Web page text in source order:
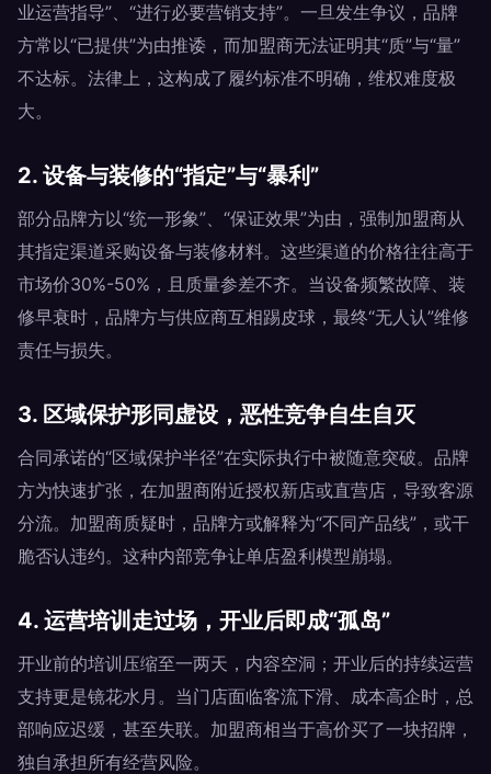
业运营指导”、“进行必要营销支持”。一旦发生争议，品牌
方常以“已提供”为由推诿，而加盟商无法证明其“质”与“量”
不达标。法律上，这构成了履约标准不明确，维权难度极
大。
2. 设备与装修的“指定”与“暴利”
部分品牌方以“统一形象”、“保证效果”为由，强制加盟商从
其指定渠道采购设备与装修材料。这些渠道的价格往往高于
市场价30%-50%，且质量参差不齐。当设备频繁故障、装
修早衰时，品牌方与供应商互相踢皮球，最终“无人认”维修
责任与损失。
3. 区域保护形同虚设，恶性竞争自生自灭
合同承诺的“区域保护半径”在实际执行中被随意突破。品牌
方为快速扩张，在加盟商附近授权新店或直营店，导致客源
分流。加盟商质疑时，品牌方或解释为“不同产品线”，或干
脆否认违约。这种内部竞争让单店盈利模型崩塌。
4. 运营培训走过场，开业后即成“孤岛”
开业前的培训压缩至一两天，内容空洞；开业后的持续运营
支持更是镜花水月。当门店面临客流下滑、成本高企时，总
部响应迟缓，甚至失联。加盟商相当于高价买了一块招牌，
独自承担所有经营风险。